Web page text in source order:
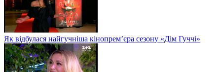
Як відбулася найгучніша кінопрем’єра сезону «Дім Гуччі»